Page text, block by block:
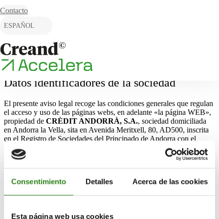
Consentimiento Detalles Acerca de las cookies
Esta página web usa cookies
Skip to content
Contacto
ESPAÑOL
ENGLISH
Datos identificadores de la sociedad
El presente aviso legal recoge las condiciones generales que regulan
el acceso y uso de las páginas webs, en adelante «la página WEB»,
propiedad de CRÈDIT ANDORRÀ, S.A., sociedad domiciliada
en Andorra la Vella, sita en Avenida Meritxell, 80, AD500, inscrita
en el Registro de Sociedades del Principado de Andorra con el
número 1673, libro B-1, folio 70, inscripción con fecha 26 de
noviembre de 1970, teléfono 888888, y dirección de correo
El acceso a la página WEB es gratuito y su visualización no requiere